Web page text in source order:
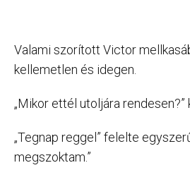
Valami szorított Victor
kellemetlen és idegen.
„Mikor ettél utoljára rendesen?”
„Tegnap reggel” felelte
megszoktam.”